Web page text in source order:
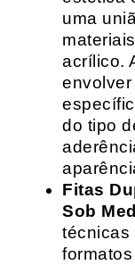
uma
acrílico.
do tipo
Fitas
Sob
técnicas